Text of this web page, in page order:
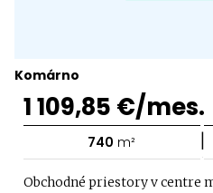
Komárno
1 109,85 €/mes.
740 m² |
Obchodné priestory v centre